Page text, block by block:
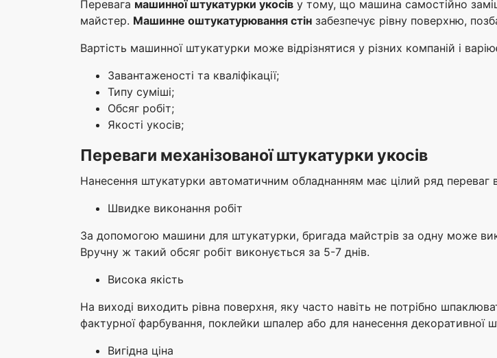
Перевага машинної штукатурки укосів у тому, що машина самостійно
майстер. Машинне оштукатурювання стін забезпечує рівну поверхню,
Вартість машинної штукатурки може відрізнятися у різних компаній і
Завантаженості та кваліфікації;
Типу суміші;
Обсяг робіт;
Якості укосів;
Переваги механізованої штукатурки укосів
Нанесення штукатурки автоматичним обладнанням має цілий ряд переваг
Швидке виконання робіт
За допомогою машини для штукатурки, бригада майстрів за одну може
Вручну ж такий обсяг робіт виконується за 5-7 днів.
Висока якість
На виході виходить рівна поверхня, яку часто навіть не потрібно
фактурної фарбування, поклейки шпалер або для нанесення декоративної
Вигідна ціна